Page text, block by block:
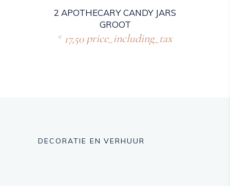
2 APOTHECARY CANDY JARS
GROOT
€17,50 price_including_tax
DECORATIE EN VERHUUR